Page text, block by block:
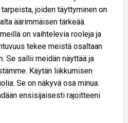
joiden täyttyminen on
äärimmäisen tärkeää.
on vaihtelevia rooleja ja
tekee meistä osaltaan
Se sallii meidän näyttää ja
Käytän liikkumisen
Se on näkyvä osa minua.
ensisijaisesti rajoitteeni